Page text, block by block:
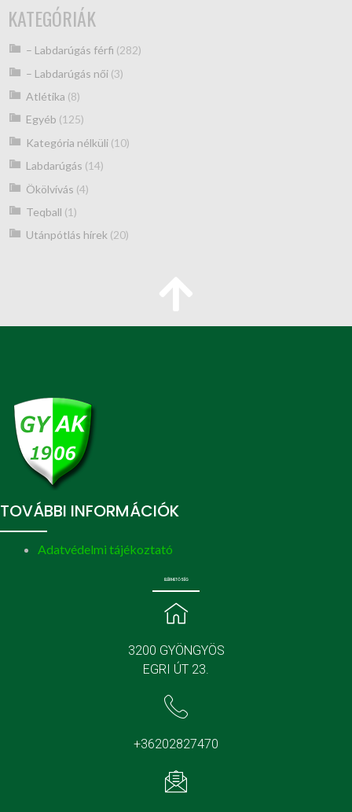
KATEGÓRIÁK
– Labdarúgás férfi (282)
– Labdarúgás női(3)
Atlétika (8)
Egyéb (125)
Kategória nélküli(10)
Labdarúgás (14)
Ökölvívás (4)
Teqball (1)
Utánpótlás hírek (20)
TOVÁBBI INFORMÁCIÓK
Adatvédelmi tájékoztató
ELÉRHETŐSÉG
3200 GYÖNGYÖS
EGRI ÚT 23.
+36202827470